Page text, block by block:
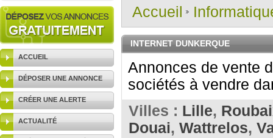
ACCUEIL
DÉPOSER UNE ANNONCE
CRÉER UNE ALERTE
ACTUALITÉ
vendre.
Et/ou déposer gratuitement
votre recherche d'entreprise.
RECHERCHER UNE
ANNONCE
Accueil
INTERNET DUNKERQUE
Annonces de vente
sociétés à vendre
Villes : Lille,
Douai, Wattrelos,